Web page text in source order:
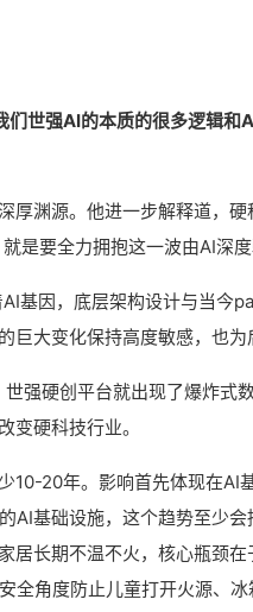
世强AI的本质的很多逻辑和
厚渊源。他进一步解释道，
是要全力拥抱这一波由AI深度
基因，底层架构设计与当今
巨大变化保持高度敏感，也为
强硬创平台就出现了爆炸式
变硬科技行业。
10-20年。影响首先体现在AI
AI基础设施，这个趋势至少
居长期不温不火，核心瓶颈
全角度防止儿童打开火源、